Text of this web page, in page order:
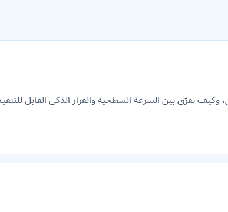
نفرّق بين السرعة السطحية والقرار الذكي القابل